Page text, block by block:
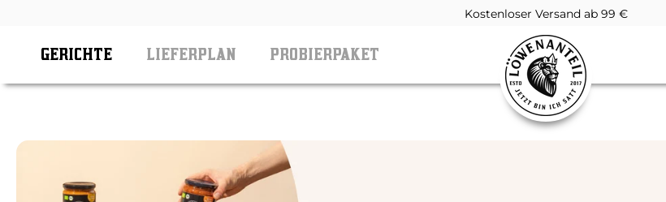
Über 1 Mio. zufriedene Kunden
GERICHTE
LIEFERPLAN
PROBIERPAKET